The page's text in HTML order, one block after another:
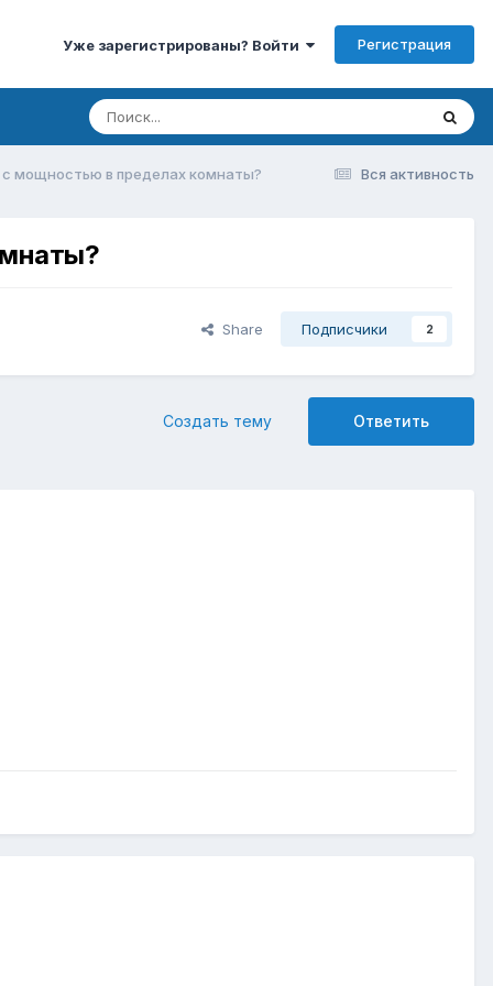
Уже зарегистрированы? Войти Регистрация
Вся активность
мощностью в пределах комнаты?
Share Подписчики 2
Ответить
Создать тему